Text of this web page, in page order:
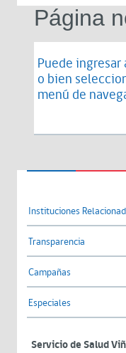
Página
Puede ingresar
o bien
menú de
Instituciones
Transparencia
Campañas
Especiales
Servicio de Salud